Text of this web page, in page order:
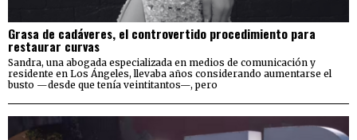
Grasa de cadáveres, el controvertido procedimiento para
restaurar curvas
Sandra, una abogada especializada en medios de comunicación y
residente en Los Ángeles, llevaba años considerando aumentarse el
busto —desde que tenía veintitantos—, pero